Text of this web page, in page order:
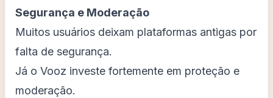
Segurança e Moderação
Muitos usuários deixam plataformas antigas por
falta de segurança.
Já o Vooz investe fortemente em proteção e
moderação.